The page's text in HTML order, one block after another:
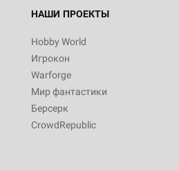
НАШИ ПРОЕКТЫ
Hobby World
Игрокон
Warforge
Мир фантастики
Берсерк
CrowdRepublic